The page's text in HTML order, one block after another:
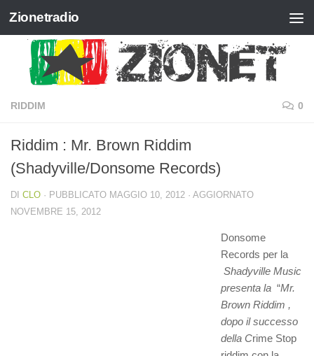
Salta al contenuto
Zionetradio
RIDDIM 0
Riddim : Mr. Brown Riddim
(Shadyville/Donsome Records)
DI CLO · PUBBLICATO MAGGIO 10, 2012 · AGGIORNATO
NOVEMBRE 15, 2012
Donsome
Records per la
Shadyville Music
presenta la “Mr.
Brown Riddim ,
dopo il successo
della Crime Stop